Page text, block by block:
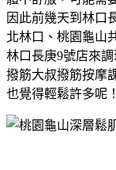
因此前幾天到林口
北林口、桃園龜山
林口長庚9號店來
撥筋大叔撥筋按摩
也覺得輕鬆許多呢！